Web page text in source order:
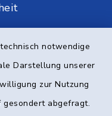
notwendige
Darstellung unserer
zur Nutzung
abgefragt.